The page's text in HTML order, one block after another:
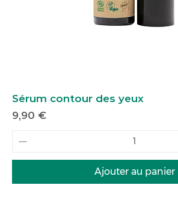
Sérum contour des yeux
Prix
9,90 €
Ajouter au panier